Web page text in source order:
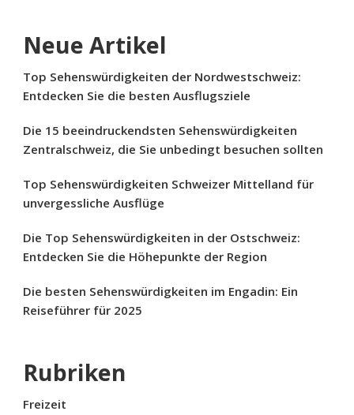
Neue Artikel
Top Sehenswürdigkeiten der Nordwestschweiz:
Entdecken Sie die besten Ausflugsziele
Die 15 beeindruckendsten Sehenswürdigkeiten
Zentralschweiz, die Sie unbedingt besuchen sollten
Top Sehenswürdigkeiten Schweizer Mittelland für
unvergessliche Ausflüge
Die Top Sehenswürdigkeiten in der Ostschweiz:
Entdecken Sie die Höhepunkte der Region
Die besten Sehenswürdigkeiten im Engadin: Ein
Reiseführer für 2025
Rubriken
Freizeit